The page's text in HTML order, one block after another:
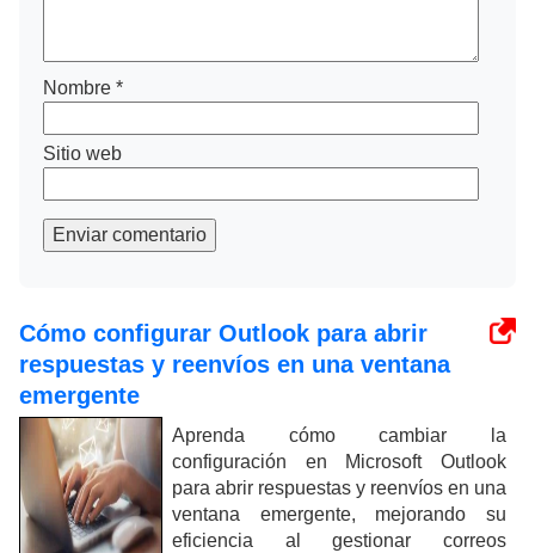
Nombre *
Sitio web
Enviar comentario
Cómo configurar Outlook para abrir
respuestas y reenvíos en una ventana
emergente
Aprenda cómo cambiar la
configuración en Microsoft Outlook
para abrir respuestas y reenvíos en una
ventana emergente, mejorando su
eficiencia al gestionar correos